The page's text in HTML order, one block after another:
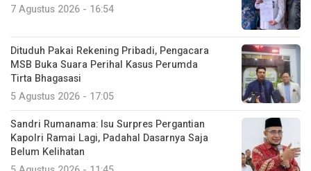
7 Agustus 2026 - 16:54
Dituduh Pakai Rekening Pribadi, Pengacara
MSB Buka Suara Perihal Kasus Perumda
Tirta Bhagasasi
5 Agustus 2026 - 17:05
Sandri Rumanama: Isu Surpres Pergantian
Kapolri Ramai Lagi, Padahal Dasarnya Saja
Belum Kelihatan